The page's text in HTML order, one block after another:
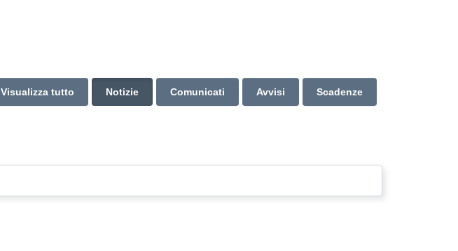
Visualizza tutto Notizie Comunicati Avvisi Scadenze